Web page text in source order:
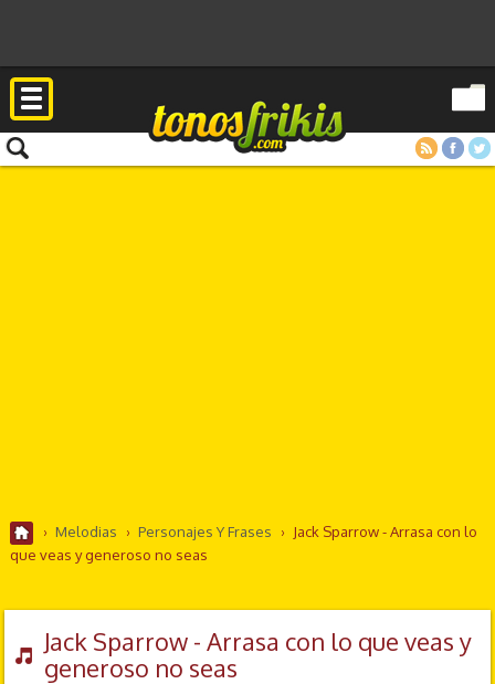
RSS FacebookTwitter
› Melodias › Personajes Y Frases › Jack Sparrow - Arrasa con lo
que veas y generoso no seas
Jack Sparrow - Arrasa con lo que veas y
generoso no seas